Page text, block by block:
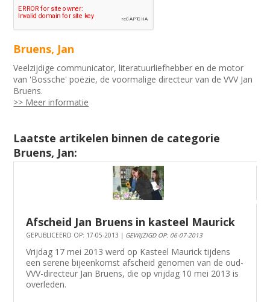
Bruens, Jan
Veelzijdige communicator, literatuurliefhebber en de motor
van 'Bossche' poëzie, de voormalige directeur van de VVV Jan
Bruens.
>> Meer informatie
Laatste artikelen binnen de categorie
Bruens, Jan:
Afscheid Jan Bruens in kasteel Maurick
GEPUBLICEERD OP: 17-05-2013 | GEWIJZIGD OP: 06-07-2013
Vrijdag 17 mei 2013 werd op Kasteel Maurick tijdens
een serene bijeenkomst afscheid genomen van de oud-
VVV-directeur Jan Bruens, die op vrijdag 10 mei 2013 is
overleden.